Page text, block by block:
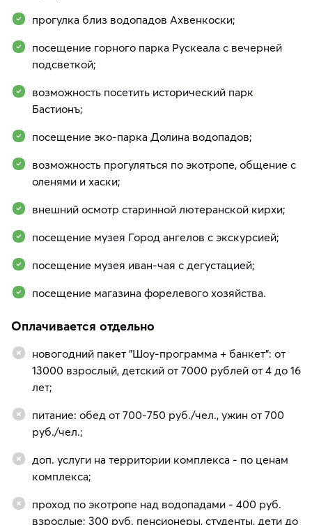
прогулка близ водопадов Ахвенкоски;
посещение горного парка Рускеала с вечерней
подсветкой;
возможность посетить исторический парк
Бастионъ;
посещение эко-парка Долина водопадов;
возможность прогуляться по экотропе, общение с
оленями и хаски;
внешний осмотр старинной лютеранской кирхи;
посещение музея Город ангелов с экскурсией;
посещение музея иван-чая с дегустацией;
посещение магазина форелевого хозяйства.
Оплачивается отдельно
новогодний пакет "Шоу-программа + банкет": от
13000 взрослый, детский от 7000 рублей от 4 до 16
лет;
питание: обед от 700-750 руб./чел., ужин от 700
руб./чел.;
доп. услуги на территории комплекса - по ценам
комплекса;
проход по экотропе над водопадами - 400 руб.
взрослые; 300 руб. пенсионеры, студенты, дети до